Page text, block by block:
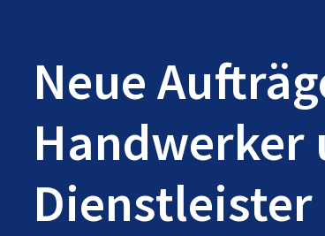
Neue
Handwerker
Dienstleister